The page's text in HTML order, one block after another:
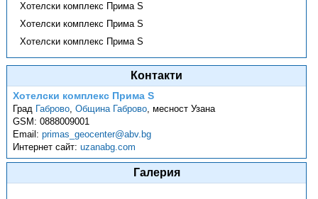
Хотелски комплекс Прима S
Хотелски комплекс Прима S
Хотелски комплекс Прима S
Контакти
Хотелски комплекс Прима S
Град Габрово,Община Габрово,месност Узана
GSM:0888009001
Email:primas_geocenter@abv.bg
Интернет сайт:uzanabg.com
Галерия